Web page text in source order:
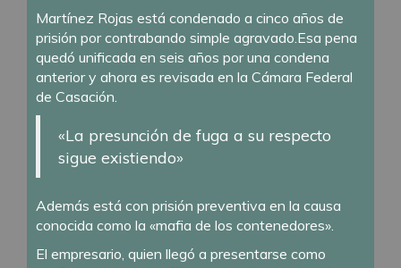
Martínez Rojas está condenado a cinco años de
prisión por contrabando simple agravado.Esa pena
quedó unificada en seis años por una condena
anterior y ahora es revisada en la Cámara Federal
de Casación.
«La presunción de fuga a su respecto
sigue existiendo»
Además está con prisión preventiva en la causa
conocida como la «mafia de los contenedores».
El empresario, quien llegó a presentarse como